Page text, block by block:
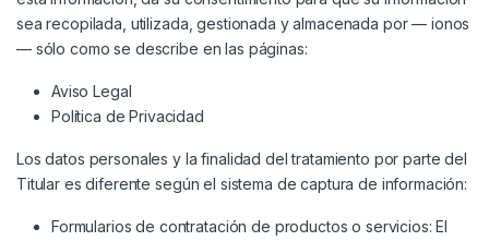
sea recopilada, utilizada, gestionada y almacenada por — ionos
— sólo como se describe en las páginas:
Aviso Legal
Política de Privacidad
Los datos personales y la finalidad del tratamiento por parte del
Titular es diferente según el sistema de captura de información:
Formularios de contratación de productos o servicios: El